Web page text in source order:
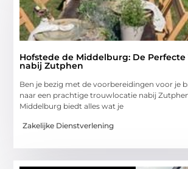
Hofstede de Middelburg: De
nabij Zutphen
Ben je bezig met de voorbereidingen voor je
naar een prachtige trouwlocatie nabij
Middelburg biedt alles wat je
Zakelijke Dienstverlening